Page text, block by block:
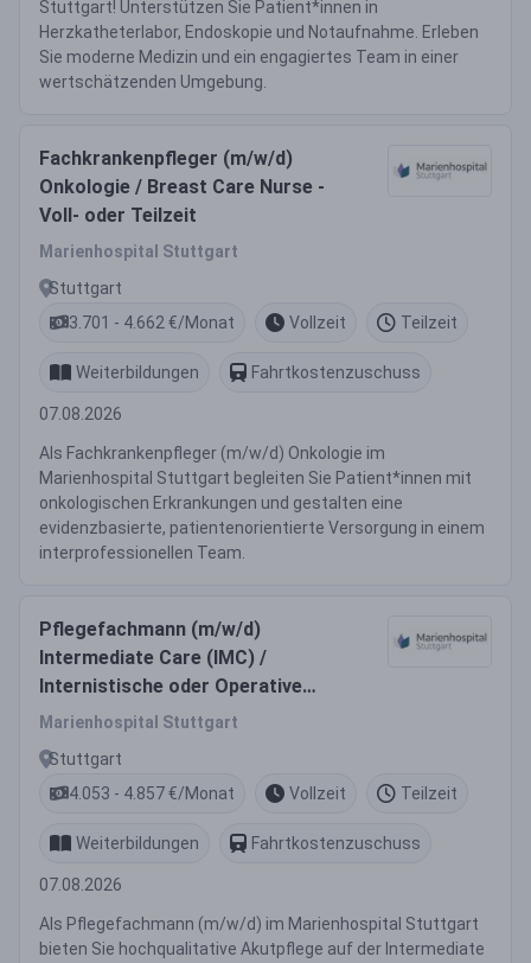
Stuttgart! Unterstützen Sie Patient*innen in
Herzkatheterlabor, Endoskopie und Notaufnahme. Erleben
Sie moderne Medizin und ein engagiertes Team in einer
wertschätzenden Umgebung.
Fachkrankenpfleger (m/w/d)
Onkologie / Breast Care Nurse -
Voll- oder Teilzeit
Marienhospital Stuttgart
Stuttgart
3.701 - 4.662 €/Monat
Vollzeit Teilzeit
Weiterbildungen Fahrtkostenzuschuss
07.08.2026
Als Fachkrankenpfleger (m/w/d) Onkologie im
Marienhospital Stuttgart begleiten Sie Patient*innen mit
onkologischen Erkrankungen und gestalten eine
evidenzbasierte, patientenorientierte Versorgung in einem
interprofessionellen Team.
Pflegefachmann (m/w/d)
Intermediate Care (IMC) /
Internistische oder Operative
Intensivstation - Voll- oder Teilzeit
Marienhospital Stuttgart
Stuttgart
4.053 - 4.857 €/Monat
Vollzeit Teilzeit
Weiterbildungen Fahrtkostenzuschuss
07.08.2026
Als Pflegefachmann (m/w/d) im Marienhospital Stuttgart
bieten Sie hochqualitative Akutpflege auf der Intermediate